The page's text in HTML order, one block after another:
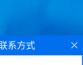
系方式